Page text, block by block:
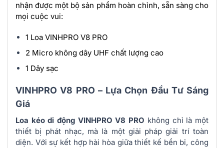
nhận được một bộ sản phẩm hoàn chỉnh, sẵn sàng cho
mọi cuộc vui:
1 Loa VINHPRO V8 PRO
2 Micro không dây UHF chất lượng cao
1 Dây sạc
VINHPRO V8 PRO – Lựa Chọn Đầu Tư Sáng
Giá
Loa kéo di động VINHPRO V8 PRO không chỉ là một
thiết bị phát nhạc, mà là một giải pháp giải trí toàn
diện. Với sự kết hợp hài hòa giữa thiết kế bền bỉ, công